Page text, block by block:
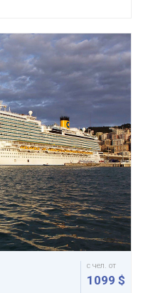
с чел. от
1099 $